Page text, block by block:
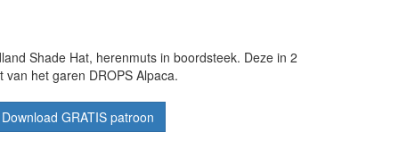
Shade Hat, herenmuts in boordsteek. Deze in 2
het garen DROPS Alpaca.
Download GRATIS patroon